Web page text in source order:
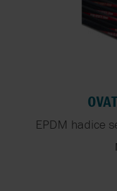
EPDM hadice